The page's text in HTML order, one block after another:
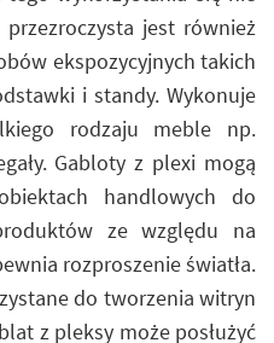
jest również
ekspozycyjnych takich
i standy. Wykonuje
rodzaju meble np.
Gabloty z plexi mogą
handlowych do
ze względu na
rozproszenie światła.
do tworzenia witryn
z pleksy może posłużyć